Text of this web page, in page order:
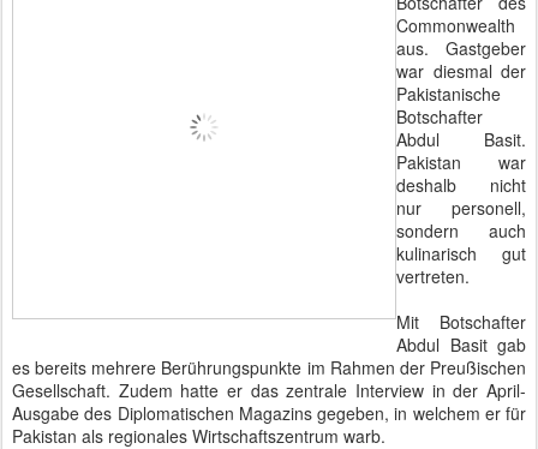
Commonwealth
aus. Gastgeber
war diesmal der
Pakistanische
Botschafter
Abdul Basit.
Pakistan war
deshalb nicht
nur personell,
sondern auch
kulinarisch gut
vertreten.
Mit Botschafter
Abdul Basit gab
es bereits mehrere Berührungspunkte im Rahmen der Preußischen
Gesellschaft. Zudem hatte er das zentrale Interview in der April-
Ausgabe des Diplomatischen Magazins gegeben, in welchem er für
Pakistan als regionales Wirtschaftszentrum warb.